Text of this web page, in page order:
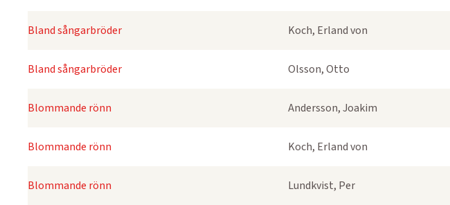
Bland sångarbröder Koch, Erland von
Bland sångarbröder Olsson, Otto
Blommande rönn Andersson, Joakim
Blommande rönn Koch, Erland von
Blommande rönn Lundkvist, Per